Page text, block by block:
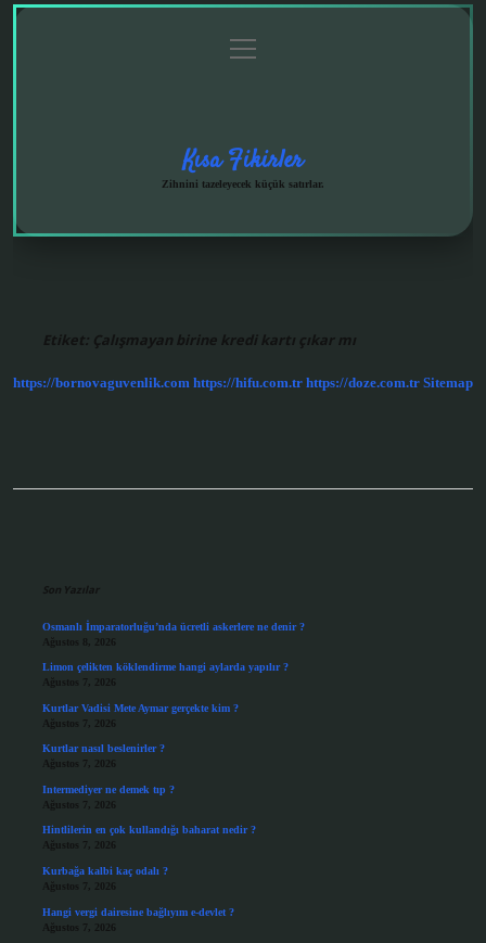
menüyü
aç
Kısa Fikirler
Zihnini tazeleyecek küçük satırlar.
Etiket: Çalışmayan birine kredi kartı çıkar mı
https://bornovaguvenlik.com https://hifu.com.tr https://doze.com.tr Sitemap
Son Yazılar
Osmanlı İmparatorluğu’nda ücretli askerlere ne denir ?
Ağustos 8, 2026
Limon çelikten köklendirme hangi aylarda yapılır ?
Ağustos 7, 2026
Kurtlar Vadisi Mete Aymar gerçekte kim ?
Ağustos 7, 2026
Kurtlar nasıl beslenirler ?
Ağustos 7, 2026
Intermediyer ne demek tıp ?
Ağustos 7, 2026
Hintlilerin en çok kullandığı baharat nedir ?
Ağustos 7, 2026
Kurbağa kalbi kaç odalı ?
Ağustos 7, 2026
Hangi vergi dairesine bağlıyım e-devlet ?
Ağustos 7, 2026